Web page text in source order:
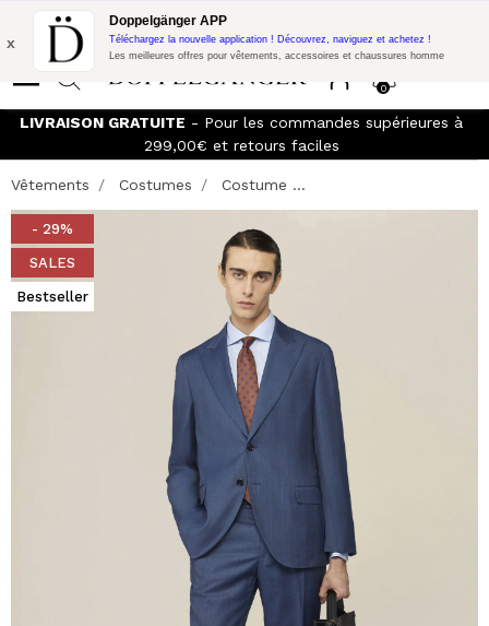
Promo Flash: 10% de réduction supplémentaire sur 300€ d'achat
avec le code:
0
x
Doppelgänger APP
Téléchargez la nouvelle application ! Découvrez, naviguez et achetez !
Les meilleures offres pour vêtements, accessoires et chaussures homme
LIVRAISON GRATUITE - Pour les commandes supérieures à
299,00€ et retours faciles
Vêtements Costumes Costume ...
- 29%
SALES
Bestseller